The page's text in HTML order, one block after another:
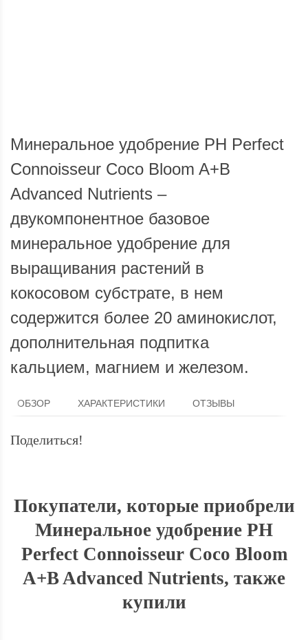
Минеральное удобрение PH Perfect
Connoisseur Coco Bloom A+B
Advanced Nutrients –
двукомпонентное базовое
минеральное удобрение для
выращивания растений в
кокосовом субстрате, в нем
содержится более 20 аминокислот,
дополнительная подпитка
кальцием, магнием и железом.
ОБЗОР ХАРАКТЕРИСТИКИ ОТЗЫВЫ
Поделиться!
Покупатели, которые приобрели
Минеральное удобрение PH
Perfect Connoisseur Coco Bloom
A+B Advanced Nutrients, также
купили